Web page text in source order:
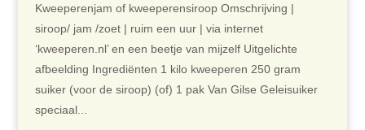
Kweeperenjam of kweeperensiroop Omschrijving |
siroop/ jam /zoet | ruim een uur | via internet
‘kweeperen.nl’ en een beetje van mijzelf Uitgelichte
afbeelding Ingrediënten 1 kilo kweeperen 250 gram
suiker (voor de siroop) (of) 1 pak Van Gilse Geleisuiker
speciaal...